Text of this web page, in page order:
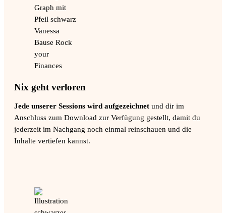
Nix geht verloren
Jede unserer Sessions wird aufgezeichnet und dir im
Anschluss zum Download zur Verfügung gestellt, damit du
jederzeit im Nachgang noch einmal reinschauen und die
Inhalte vertiefen kannst.